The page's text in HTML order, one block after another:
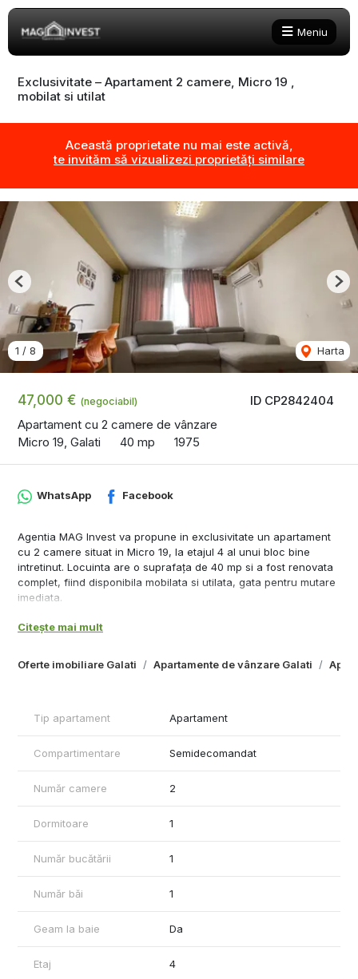
Meniu
Exclusivitate – Apartament 2 camere, Micro 19 ,
mobilat si utilat
Această proprietate nu mai este activă,
te invităm să vizualizezi proprietăți similare
ID CP2842404
47,000 € (negociabil)
Apartament cu 2 camere de vânzare
Micro 19, Galati
40 mp 1975
1 / 8 Harta
Previous
Oferte imobiliare Galati Apartamente de vânzare Galati
WhatsApp Facebook
Agentia MAG Invest va propune in exclusivitate un apartament
cu 2 camere situat in Micro 19, la etajul 4 al unui bloc bine
intretinut. Locuinta are o suprafața de 40 mp si a fost renovata
complet, fiind disponibila mobilata si utilata, gata pentru mutare
imediata.
Caracteristici:
Renovare totala – instalatii, finisaje, mobilier
Baie modernizata, cu geam
Pret: 47.000 euro.
Comision 1,5% din valoarea de tranzactionare.
Ene Liliana – MAG Invest
Telefon: 0746 252 252
Citește mai mult
Tip apartament Apartament
Compartimentare Semidecomandat
Număr camere 2
Dormitoare 1
Număr bucătării 1
Număr băi 1
Geam la baie Da
Etaj 4